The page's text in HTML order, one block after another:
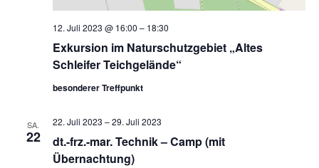
Exkursion im Naturschutzgebiet „Altes
Schleifer Teichgelände“
12. Juli 2023 @ 16:00 – 18:30
besonderer Treffpunkt
SA.
22
dt.-frz.-mar. Technik – Camp (mit
Übernachtung)
22. Juli 2023 –29. Juli 2023